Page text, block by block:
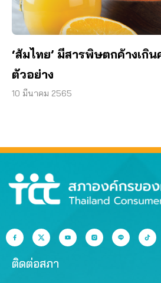
‘ส้มไทย’ มีสารพิษตกค้างเกิ
ตัวอย่าง
10 มีนาคม 2565
ติดต่อสภา